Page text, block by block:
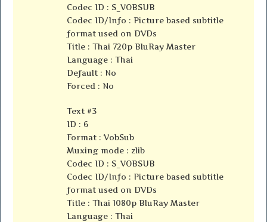
Codec ID : S_VOBSUB
Codec ID/Info : Picture based subtitle
format used on DVDs
Title : Thai 720p BluRay Master
Language : Thai
Default : No
Forced : No
Text #3
ID : 6
Format : VobSub
Muxing mode : zlib
Codec ID : S_VOBSUB
Codec ID/Info : Picture based subtitle
format used on DVDs
Title : Thai 1080p BluRay Master
Language : Thai